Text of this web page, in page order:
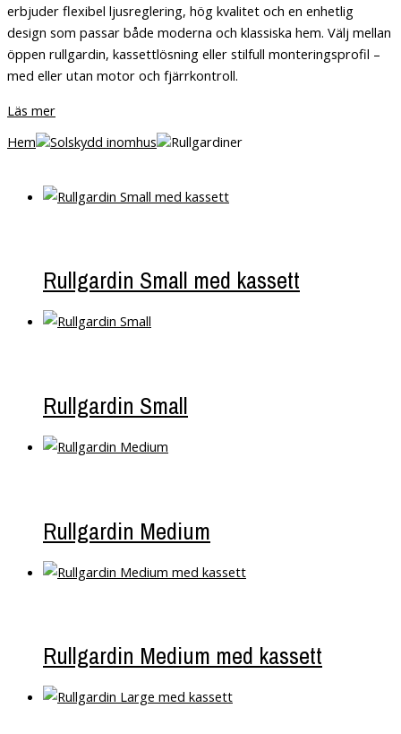
erbjuder flexibel ljusreglering, hög kvalitet och en enhetlig
design som passar både moderna och klassiska hem. Välj mellan
öppen rullgardin, kassettlösning eller stilfull monteringsprofil –
med eller utan motor och fjärrkontroll.
Läs mer
Hem
Solskydd inomhus Rullgardiner
Rullgardin Small med kassett
Rullgardin Small
Rullgardin Medium
Rullgardin Medium med kassett